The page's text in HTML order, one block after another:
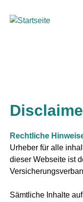
Rechtliche
Urheber für alle
dieser Webseite ist
Sämtliche Inhalte